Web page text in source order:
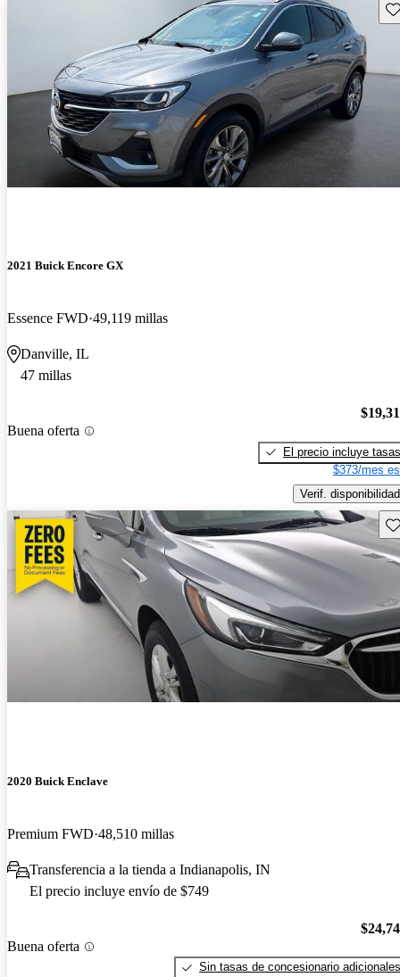
2021 Buick Encore GX
Essence FWD 49,119 millas
Danville, IL
47 millas
Buena oferta
El precio incluye tasas
$373/mes
Verif. disponibilidad
2020 Buick Enclave
Premium FWD 48,510 millas
Transferencia a la tienda a Indianapolis, IN
El precio incluye envío de $749
Buena oferta
Sin tasas de concesionario adicionales